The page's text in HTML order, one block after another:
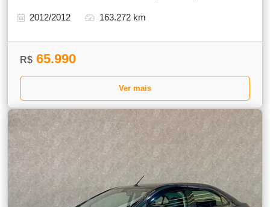
2012/2012 163.272 km
R$ 65.990
Ver mais